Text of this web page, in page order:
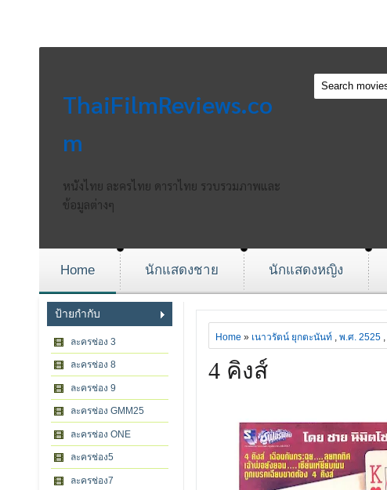
ThaiFilmReviews.co
m
หนังไทย ละครไทย ดาราไทย รวบรวมภาพและ
ข้อมูลต่างๆ
Home นักแสดงชาย นักแสดงหญิง
ป้ายกำกับ
ละครช่อง 3
ละครช่อง 8
ละครช่อง 9
ละครช่อง GMM25
ละครช่อง ONE
ละครช่อง5
ละครช่อง7
Home » เนาวรัตน์ ยุกตะนันท์, พ.ศ. 2525,
4 คิงส์